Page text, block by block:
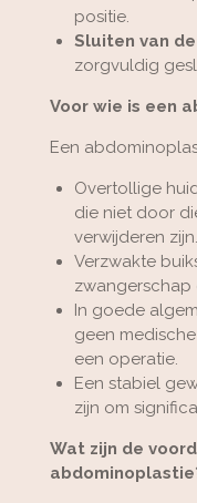
positie.
Sluiten van
zorgvuldig
Voor wie is een
Een
Overtollige
die niet door
verwijderen zijn.
Verzwakte
zwangerschap
In goede
geen
een operatie.
Een stabiel
zijn om
Wat zijn de